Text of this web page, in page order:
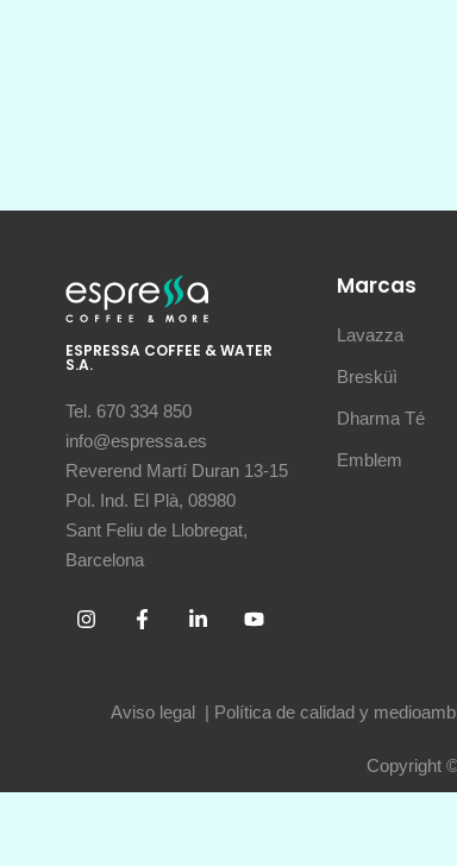
ESPRESSA COFFEE & WATER
S.A.
Tel. 670 334 850
info@espressa.es
Reverend Martí Duran 13-15
Pol. Ind. El Plà, 08980
Sant Feliu de Llobregat,
Barcelona
Marcas
Lavazza
Bresküì
Dharma Té
Emblem
Aviso legal | Política de calidad y
Copyright